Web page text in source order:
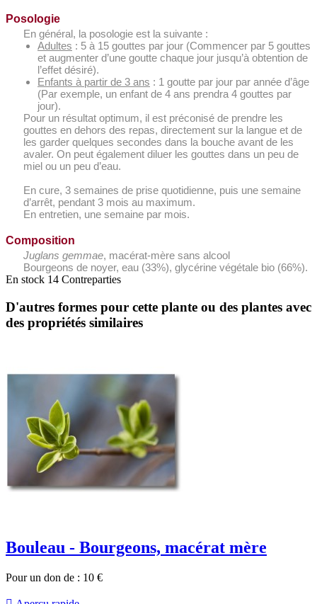
Posologie
En général, la posologie est la suivante :
Adultes : 5 à 15 gouttes par jour (Commencer par 5 gouttes
et augmenter d’une goutte chaque jour jusqu’à obtention de
l’effet désiré).
Enfants à partir de 3 ans : 1 goutte par jour par année d’âge
(Par exemple, un enfant de 4 ans prendra 4 gouttes par
jour).
Pour un résultat optimum, il est préconisé de prendre les
gouttes en dehors des repas, directement sur la langue et de
les garder quelques secondes dans la bouche avant de les
avaler. On peut également diluer les gouttes dans un peu de
miel ou un peu d’eau.
En cure, 3 semaines de prise quotidienne, puis une semaine
d’arrêt, pendant 3 mois au maximum.
En entretien, une semaine par mois.
Composition
Juglans gemmae, macérat-mère sans alcool
Bourgeons de noyer, eau (33%), glycérine végétale bio (66%).
En stock 14 Contreparties
D'autres formes pour cette plante ou des plantes avec
des propriétés similaires
Bouleau - Bourgeons, macérat mère
Pour un don de : 10 €